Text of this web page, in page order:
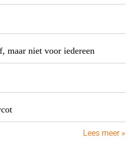
maar niet voor iedereen
Lees meer »